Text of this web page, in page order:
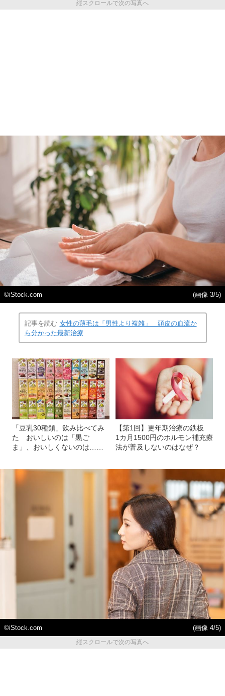
縦スクロールで次の写真へ
©︎iStock.com (画像 3/5)
記事を読む 女性の薄毛は「男性より複雑」 頭皮の血流か
ら分かった最新治療
「豆乳30種類」飲み比べてみ
た おいしいのは「黒ご
ま」、おいしくないのは……
【第1回】更年期治療の鉄板
1カ月1500円のホルモン補充療
法が普及しないのはなぜ？
©︎iStock.com
(画像 4/5)
縦スクロールで次の写真へ